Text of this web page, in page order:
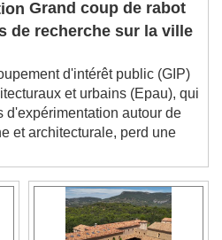
Fullscreen
Escape will cancel
Background
Grand coup de rabot
de recherche sur la ville
d'intérêt public (GIP)
et urbains (Epau), qui
autour de
et architecturale, perd une